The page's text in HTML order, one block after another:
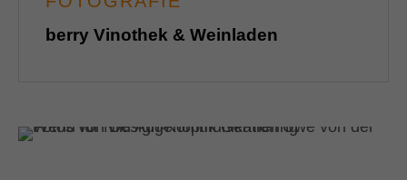
berry Vinothek & Weinladen